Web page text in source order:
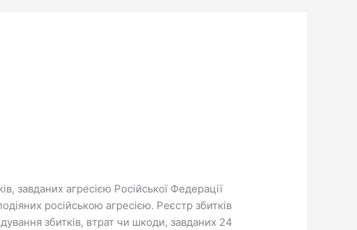
завданих агресією Російської Федерації
російською агресією. Реєстр збитків
збитків, втрат чи шкоди, завданих 24